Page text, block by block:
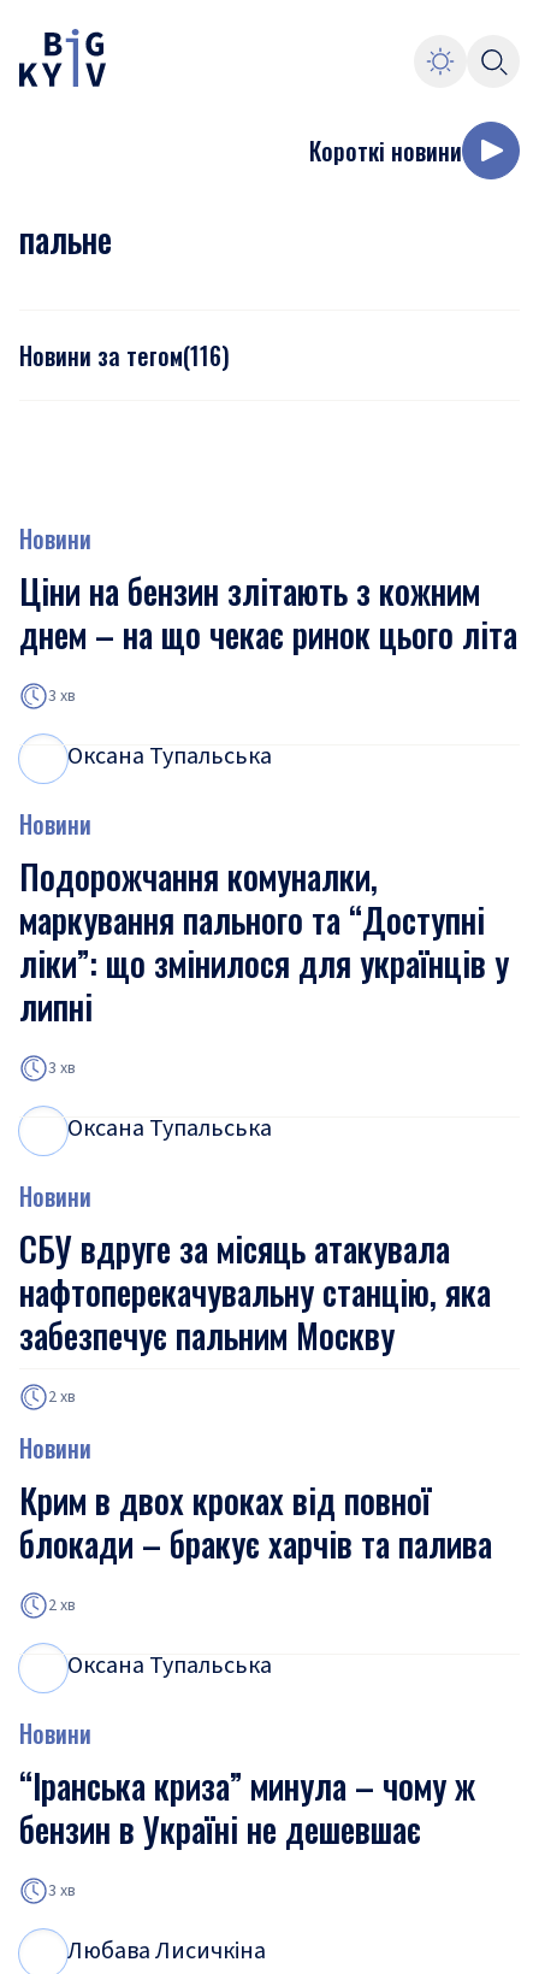
Короткі новини
пальне
Новини за тегом(116)
Новини
Ціни на бензин злітають з кожним
днем – на що чекає ринок цього літа
3 хв
Оксана Тупальська
Новини
Подорожчання комуналки,
маркування пального та “Доступні
ліки”: що змінилося для українців у
липні
3 хв
Оксана Тупальська
Новини
СБУ вдруге за місяць атакувала
нафтоперекачувальну станцію, яка
забезпечує пальним Москву
2 хв
Новини
Крим в двох кроках від повної
блокади – бракує харчів та палива
2 хв
Оксана Тупальська
Новини
“Іранська криза” минула – чому ж
бензин в Україні не дешевшає
3 хв
Любава Лисичкіна